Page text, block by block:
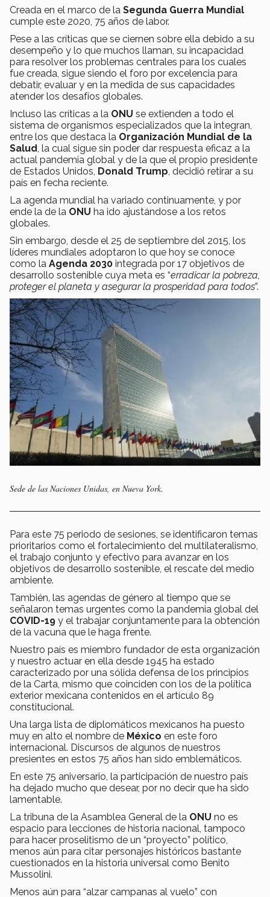
Creada en el marco de la Segunda Guerra Mundial
cumple este 2020, 75 años de labor.
Pese a las críticas que se ciernen sobre ella debido a su
desempeño y lo que muchos llaman, su incapacidad
para resolver los problemas centrales para los cuales
fue creada, sigue siendo el foro por excelencia para
debatir, evaluar y en la medida de sus capacidades
atender los desafíos globales.
Incluso las críticas a la ONU se extienden a todo el
sistema de organismos especializados que la integran,
entre los que destaca la Organización Mundial de la
Salud , la cual sigue sin poder dar respuesta eficaz a la
actual pandemia global y de la que el propio presidente
de Estados Unidos, Donald Trump , decidió retirar a su
país en fecha reciente.
La agenda mundial ha variado continuamente, y por
ende la de la ONU ha ido ajustándose a los retos
globales.
Sin embargo, desde el 25 de septiembre del 2015, los
líderes mundiales adoptaron lo que hoy se conoce
como la Agenda 2030 integrada por 17 objetivos de
desarrollo sostenible cuya meta es “erradicar la pobreza,
proteger el planeta y asegurar la prosperidad para todos”.
Sede de las Naciones Unidas, en Nueva York.
Para este 75 periodo de sesiones, se identificaron temas
prioritarios como el fortalecimiento del multilateralismo,
el trabajo conjunto y efectivo para avanzar en los
objetivos de desarrollo sostenible, el rescate del medio
ambiente.
También, las agendas de género al tiempo que se
señalaron temas urgentes como la pandemia global del
COVID-19 y el trabajar conjuntamente para la obtención
de la vacuna que le haga frente.
Nuestro país es miembro fundador de esta organización
y nuestro actuar en ella desde 1945 ha estado
caracterizado por una sólida defensa de los principios
de la Carta, mismo que coinciden con los de la política
exterior mexicana contenidos en el artículo 89
constitucional.
Una larga lista de diplomáticos mexicanos ha puesto
muy en alto el nombre de México en este foro
internacional. Discursos de algunos de nuestros
presientes en estos 75 años han sido emblemáticos.
En este 75 aniversario, la participación de nuestro país
ha dejado mucho que desear, por no decir que ha sido
lamentable.
La tribuna de la Asamblea General de la ONU no es
espacio para lecciones de historia nacional, tampoco
para hacer proselitismo de un “proyecto” político,
menos aún para citar personajes históricos bastante
cuestionados en la historia universal como Benito
Mussolini.
Menos aún para “alzar campanas al vuelo” con